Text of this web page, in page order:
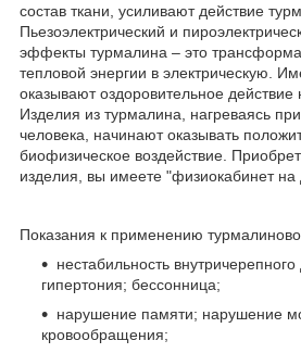
состав ткани, усиливают действие
Пьезоэлектрический и
эффекты турмалина – это
тепловой энергии в электрическую.
оказывают оздоровительное действие
Изделия из турмалина, нагреваясь
человека, начинают оказывать
биофизическое воздействие.
изделия, вы имеете "физиокабинет на
Показания к применению
нестабильность
гипертония; бессонница;
нарушение памяти; нарушение
кровообращения;